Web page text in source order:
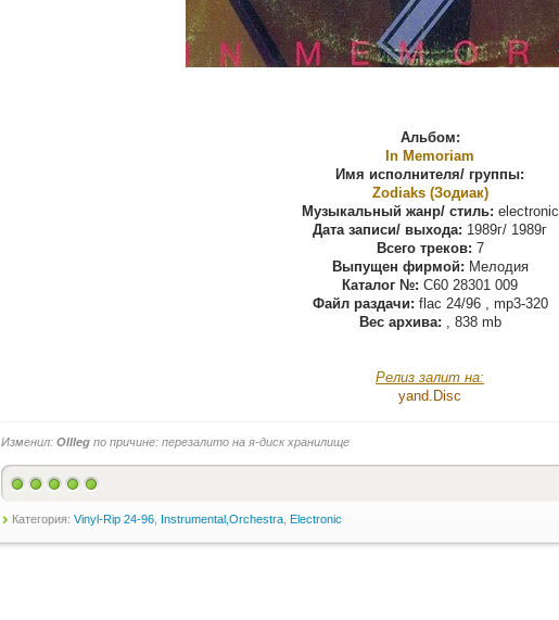
Альбом:
In Memoriam
Имя исполнителя/ группы:
Zodiaks (Зодиак)
Музыкальный жанр/ стиль: electronic
Дата записи/ выхода: 1989г/ 1989г
Всего треков: 7
Выпущен фирмой: Мелодия
Каталог №: C60 28301 009
Файл раздачи: flac 24/96 , mp3-320
Вес архива: , 838 mb
Релиз залит на:
yand.Disс
Изменил: Ollleg по причине: перезалито на я-диск хранилище
Категория: Vinyl-Rip 24-96 Instrumental,Orchestra Electronic